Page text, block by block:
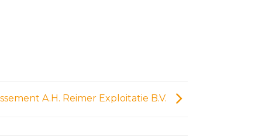
A.H. Reimer Exploitatie B.V.